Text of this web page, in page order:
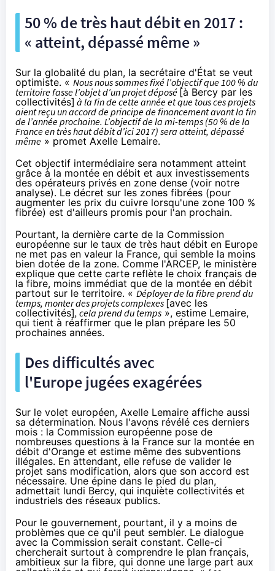
50 % de très haut débit en 2017 :
« atteint, dépassé même »
Sur la globalité du plan, la secrétaire d'État se veut
optimiste. « Nous nous sommes fixé l’objectif que 100 % du
territoire fasse l’objet d’un projet déposé [à Bercy par les
collectivités] à la fin de cette année et que tous ces projets
aient reçu un accord de principe de financement avant la fin
de l’année prochaine. L’objectif de la mi-temps (50 % de la
France en très haut débit d’ici 2017) sera atteint, dépassé
même » promet Axelle Lemaire.
Cet objectif intermédiaire sera notamment atteint
grâce à la montée en débit et aux investissements
des opérateurs privés en zone dense (voir notre
analyse). Le décret sur les zones fibrées (pour
augmenter les prix du cuivre lorsqu'une zone 100 %
fibrée) est d'ailleurs promis pour l'an prochain.
Pourtant, la dernière carte de la Commission
européenne sur le taux de très haut débit en Europe
ne met pas en valeur la France, qui semble la moins
bien dotée de la zone. Comme l'ARCEP, le ministère
explique que cette carte reflète le choix français de
la fibre, moins immédiat que de la montée en débit
partout sur le territoire. «Déployer dela fibreprend du
temps, monter des projets complexes [avec les
collectivités], cela prend du temps », estime Lemaire,
qui tient à réaffirmer que le plan prépare les 50
prochaines années.
Des difficultés avec
l'Europe jugées exagérées
Sur le volet européen, Axelle Lemaire affiche aussi
sa détermination. Nous l'avons révélé ces derniers
mois : la Commission européenne pose de
nombreuses questions à la France sur la montée en
débit d'Orange et estime même des subventions
illégales. En attendant, elle refuse de valider le
projet sans modification, alors que son accord est
nécessaire. Une épine dans le pied du plan,
admettait lundi Bercy, qui inquiète collectivités et
industriels des réseaux publics.
Pour le gouvernement, pourtant, il y a moins de
problèmes que ce qu'il peut sembler. Le dialogue
avec la Commission serait constant. Celle-ci
chercherait surtout à comprendre le plan français,
ambitieux sur la fibre, qui donne une large part aux